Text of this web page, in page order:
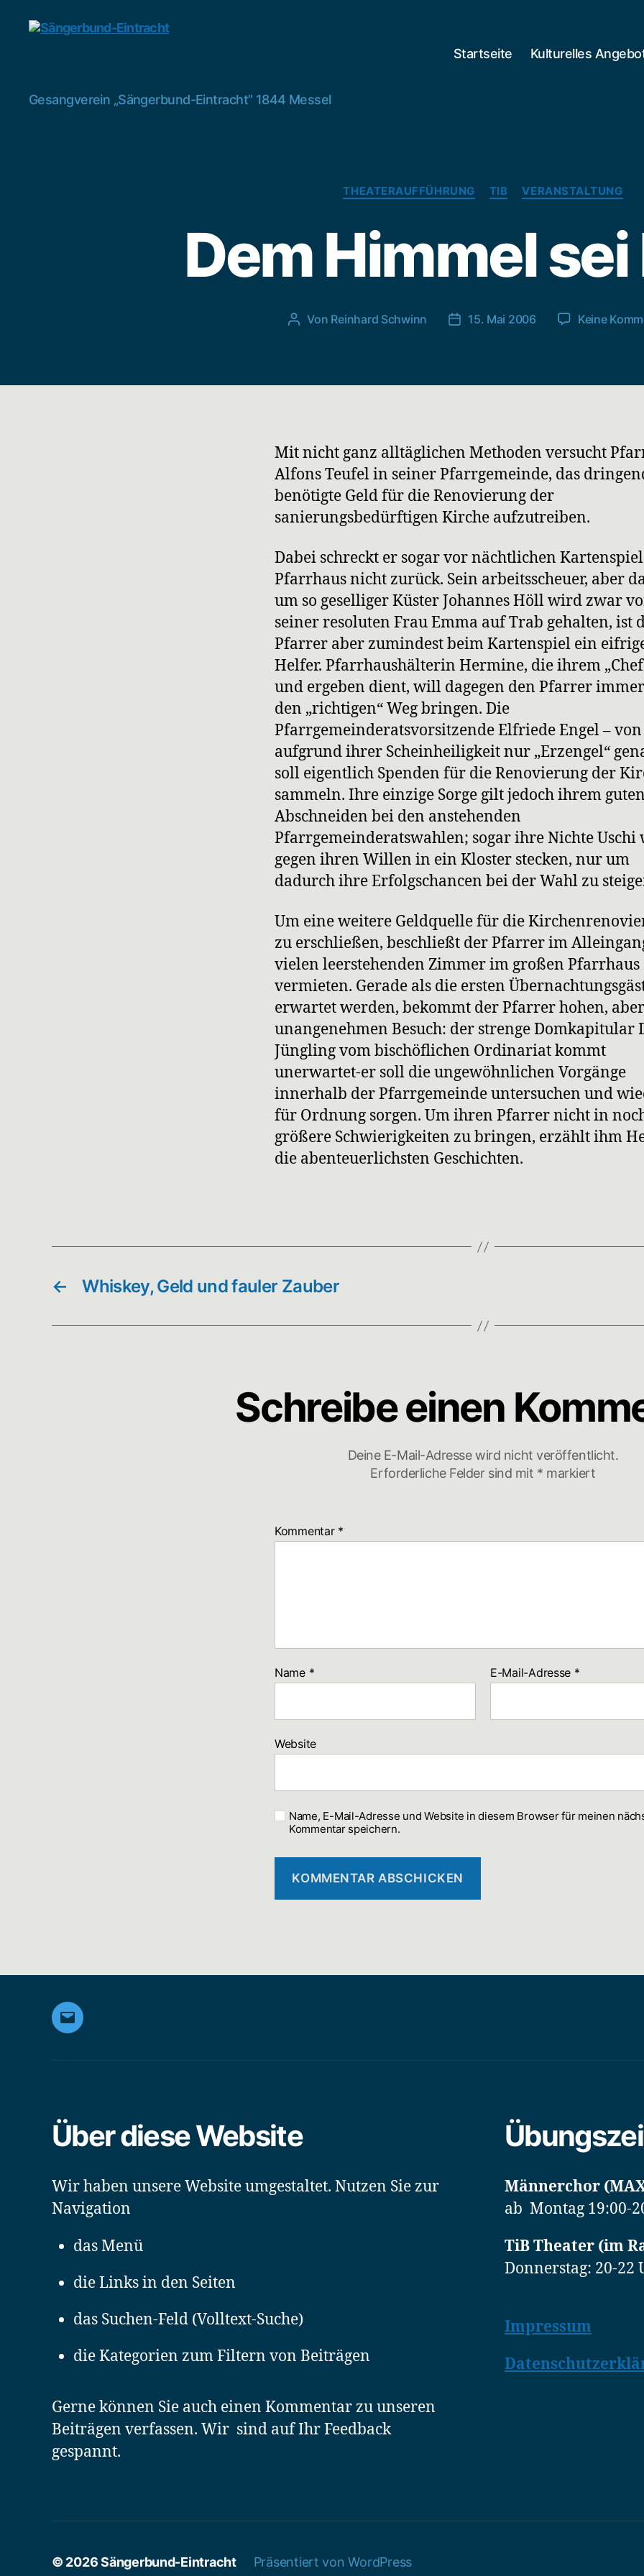
Sängerbund-
Eintracht
Gesangverein „Sängerbund-Eintracht” 1844 Messel
Startseite Kulturelles
Kategorien
THEATERAUFFÜHRUNG TIB VERANSTALTUNG
Dem Himmel sei
Beitragsautor
Von Reinhard Schwinn Veröffentlichungsdatum
15. Mai 2006 Keine
Mit nicht ganz alltäglichen Methoden versucht
Alfons Teufel in seiner Pfarrgemeinde, das
benötigte Geld für die Renovierung der
sanierungsbedürftigen Kirche aufzutreiben.
Dabei schreckt er sogar vor nächtlichen
Pfarrhaus nicht zurück. Sein arbeitsscheuer, aber
um so geselliger Küster Johannes Höll wird zwar
seiner resoluten Frau Emma auf Trab gehalten, ist
Pfarrer aber zumindest beim Kartenspiel ein
Helfer. Pfarrhaushälterin Hermine, die ihrem
und ergeben dient, will dagegen den Pfarrer
den „richtigen“ Weg bringen. Die
Pfarrgemeinderatsvorsitzende Elfriede Engel –
aufgrund ihrer Scheinheiligkeit nur „Erzengel“
soll eigentlich Spenden für die Renovierung der
sammeln. Ihre einzige Sorge gilt jedoch ihrem
Abschneiden bei den anstehenden
Pfarrgemeinderatswahlen; sogar ihre Nichte Uschi
gegen ihren Willen in ein Kloster stecken, nur um
dadurch ihre Erfolgschancen bei der Wahl zu
Um eine weitere Geldquelle für die
zu erschließen, beschließt der Pfarrer im
vielen leerstehenden Zimmer im großen Pfarrhaus
vermieten. Gerade als die ersten
erwartet werden, bekommt der Pfarrer hohen, aber
unangenehmen Besuch: der strenge Domkapitular
Jüngling vom bischöflichen Ordinariat kommt
unerwartet-er soll die ungewöhnlichen Vorgänge
innerhalb der Pfarrgemeinde untersuchen und
für Ordnung sorgen. Um ihren Pfarrer nicht in
größere Schwierigkeiten zu bringen, erzählt ihm
die abenteuerlichsten Geschichten.
← Whiskey, Geld und fauler Zauber
Schreibe einen
Deine E-Mail-Adresse wird nicht veröffentlicht.
Erforderliche Felder sind mit * markiert
Kommentar *
Name * E-Mail-Adresse *
Website
Name, E-Mail-Adresse und Website in diesem Browser für meinen
Kommentar speichern.
E-
Über diese Website
Wir haben unsere Website umgestaltet. Nutzen Sie zur
Navigation
das Menü
die Links in den Seiten
das Suchen-Feld (Volltext-Suche)
die Kategorien zum Filtern von Beiträgen
Gerne können Sie auch einen Kommentar zu unseren
Beiträgen verfassen. Wir sind auf Ihr Feedback
gespannt.
Männerchor
ab Montag 19:00-
TiB Theater (im
Donnerstag: 20-22
Impressum
© 2026Sängerbund-Eintracht Präsentiert von WordPress